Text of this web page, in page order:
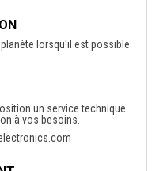
lorsqu'il est possible
un service technique
à vos besoins.